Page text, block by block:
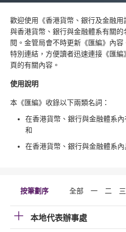
歡迎使用《香港貨幣、銀行及金融
與香港貨幣、銀行與金融體系有關
閱。金管局會不時更新《匯編》內
特別連結，方便讀者迅速連接《匯
頁的有關內容。
使用說明
本《匯編》收錄以下兩類名詞：
在香港貨幣、銀行與金融體系
和
在香港貨幣、銀行與金融體系
按筆劃序 全部 一 二 三
本地代表辦事處